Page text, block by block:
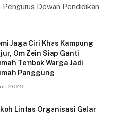
Dewan Pendidikan
Jaga Ciri Khas Kampung
Om Zein Siap Ganti
Tembok Warga Jadi
Panggung
2026
Lintas Organisasi Gelar